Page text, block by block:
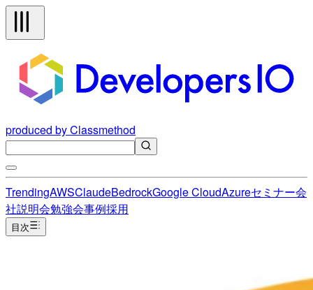
produced by Classmethod
TrendingAWSClaudeBedrockGoogle CloudAzureセミナー会
社説明会勉強会事例採用
目次